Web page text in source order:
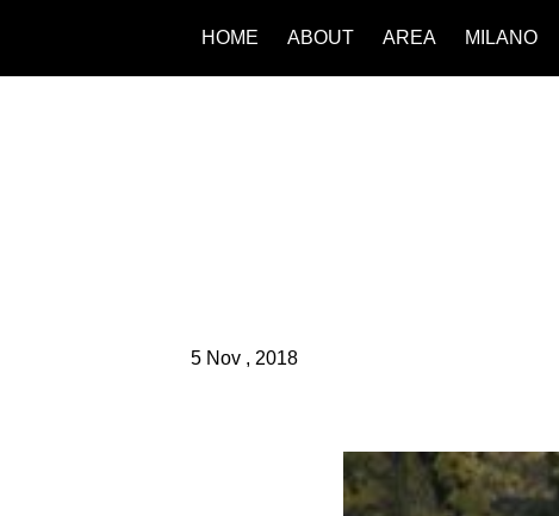
HOME ABOUT AREA MILANO
5 Nov , 2018